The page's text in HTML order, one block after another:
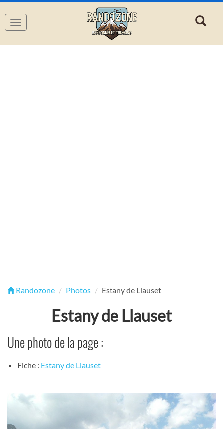
Navigation
Randozone Photos Estany de Llauset
Estany de Llauset
Une photo de la page :
Fiche : Estany de Llauset